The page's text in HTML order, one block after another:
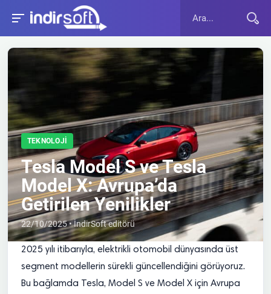
TEKNOLOJI
Tesla Model S ve Tesla
Model X: Avrupa’da
Getirilen Yenilikler
22/10/2025 • İndirSoft editörü
2025 yılı itibarıyla, elektrikli otomobil dünyasında üst
segment modellerin sürekli güncellendiğini görüyoruz.
Bu bağlamda Tesla, Model S ve Model X için Avrupa